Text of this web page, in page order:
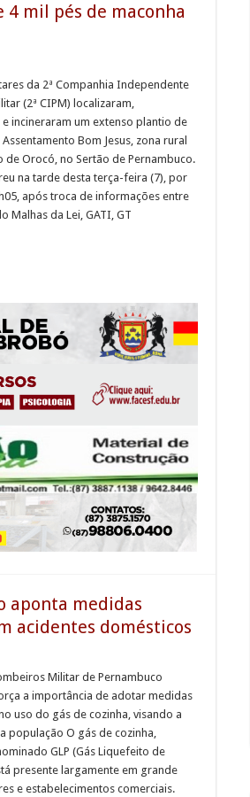
mil pés de maconha
da 2ª Companhia Independente
(2ª CIPM) localizaram,
incineraram um extenso plantio de
Bom Jesus, zona rural
de Orocó, no Sertão de Pernambuco.
na tarde desta terça-feira (7), por
após troca de informações entre
Malhas da Lei, GATI, GT
aponta medidas
acidentes domésticos
Militar de Pernambuco
a importância de adotar medidas
uso do gás de cozinha, visando a
população O gás de cozinha,
GLP (Gás Liquefeito de
presente largamente em grande
e estabelecimentos comerciais.